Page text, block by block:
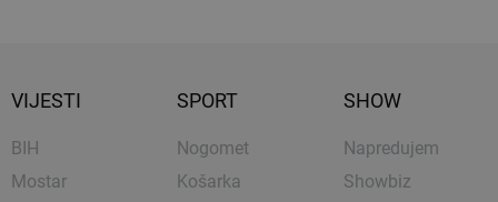
VIJESTI
BIH
Mostar
SPORT
Nogomet
Košarka
SHOW
Napredujem
Showbiz